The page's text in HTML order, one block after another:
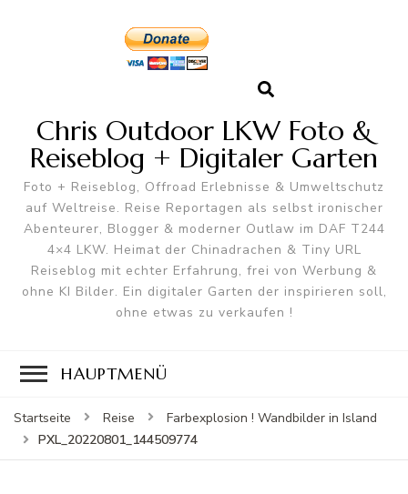
Chris Outdoor LKW Foto &
Reiseblog + Digitaler Garten
Foto + Reiseblog, Offroad Erlebnisse & Umweltschutz
auf Weltreise. Reise Reportagen als selbst ironischer
Abenteurer, Blogger & moderner Outlaw im DAF T244
4×4 LKW. Heimat der Chinadrachen & Tiny URL
Reiseblog mit echter Erfahrung, frei von Werbung &
ohne KI Bilder. Ein digitaler Garten der inspirieren soll,
ohne etwas zu verkaufen !
HAUPTMENÜ
Startseite Reise
Farbexplosion ! Wandbilder in Island
PXL_20220801_144509774